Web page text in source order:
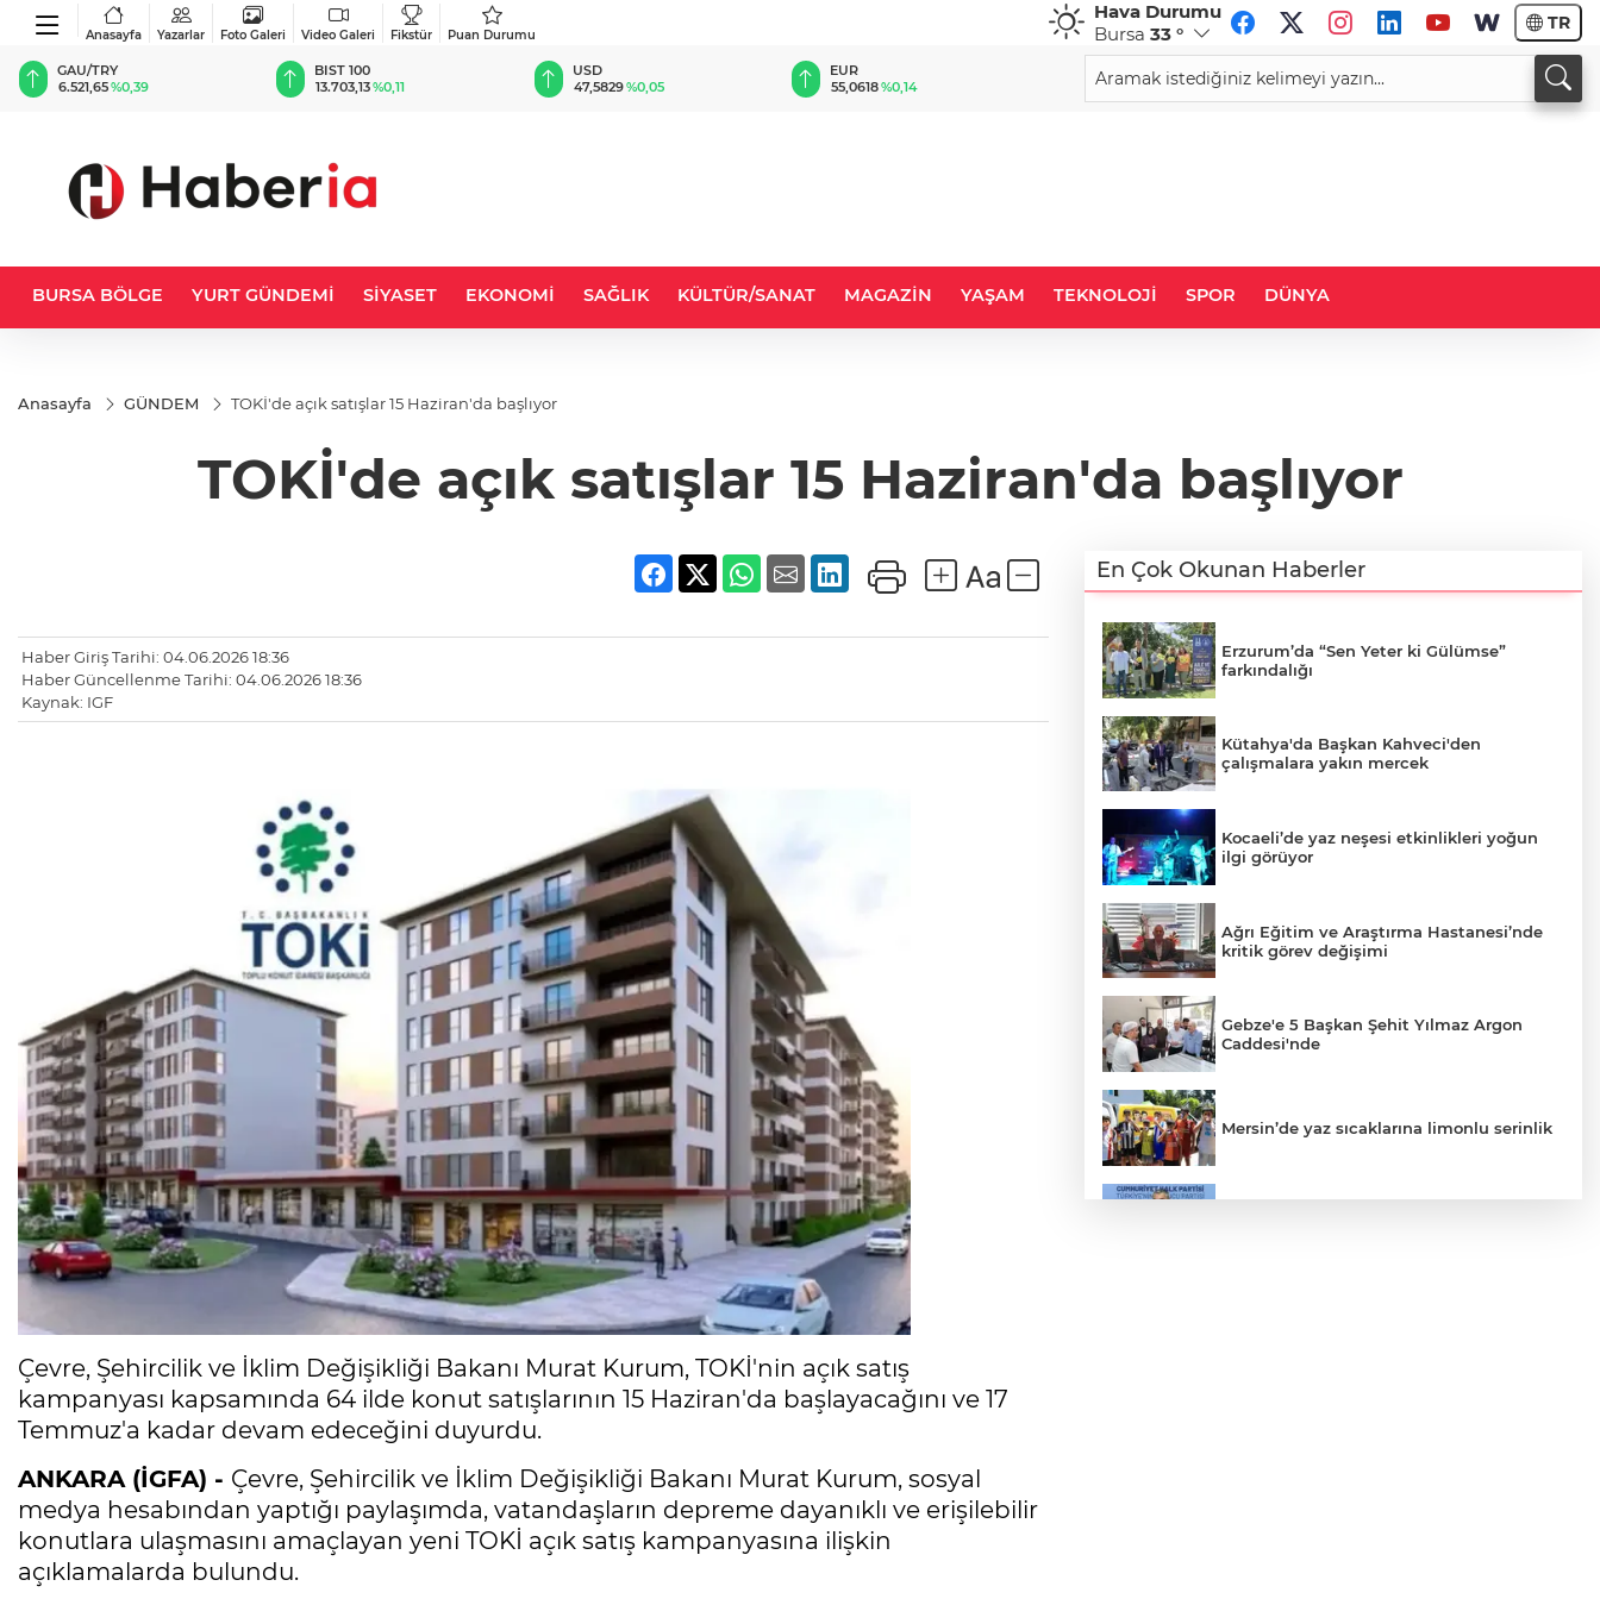
Anasayfa Yazarlar Foto Galeri Video Galeri Fikstür Puan Durumu
Hava Durumu
Bursa 33 ° TR
BIST 100
13.703,13%0,11
USD
47,5829%0,05
EUR
55,0618%0,14
GBP
64,1816 %0,16
CHF
58,9335 %0,02
33,9490
BURSA BÖLGE YURT GÜNDEMİ SİYASET EKONOMİ SAĞLIK KÜLTÜR/SANAT MAGAZİN YAŞAM TEKNOLOJİ SPOR DÜNYA
Anasayfa GÜNDEM TOKİ'de açık satışlar 15 Haziran'da başlıyor
TOKİ'de açık satışlar 15 Haziran'da başlıyor
Haber Giriş Tarihi: 04.06.2026 18:36
Haber Güncellenme Tarihi: 04.06.2026 18:36
Kaynak: IGF
Çevre, Şehircilik ve İklim Değişikliği Bakanı Murat Kurum, TOKİ'nin açık satış
kampanyası kapsamında 64 ilde konut satışlarının 15 Haziran'da başlayacağını ve 17
Temmuz'a kadar devam edeceğini duyurdu.
ANKARA (İGFA) - Çevre, Şehircilik ve İklim Değişikliği Bakanı Murat Kurum, sosyal
medya hesabından yaptığı paylaşımda, vatandaşların depreme dayanıklı ve erişilebilir
konutlara ulaşmasını amaçlayan yeni TOKİ açık satış kampanyasına ilişkin
açıklamalarda bulundu.
En Çok Okunan Haberler
Erzurum’da “Sen Yeter ki Gülümse”
farkındalığı
Kütahya'da Başkan Kahveci'den
çalışmalara yakın mercek
Kocaeli’de yaz neşesi etkinlikleri yoğun
ilgi görüyor
Ağrı Eğitim ve Araştırma Hastanesi’nde
kritik görev değişimi
Gebze'e 5 Başkan Şehit Yılmaz Argon
Caddesi'nde
Mersin’de yaz sıcaklarına limonlu serinlik